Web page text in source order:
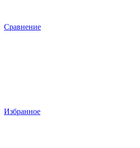
Сравнение
Избранное